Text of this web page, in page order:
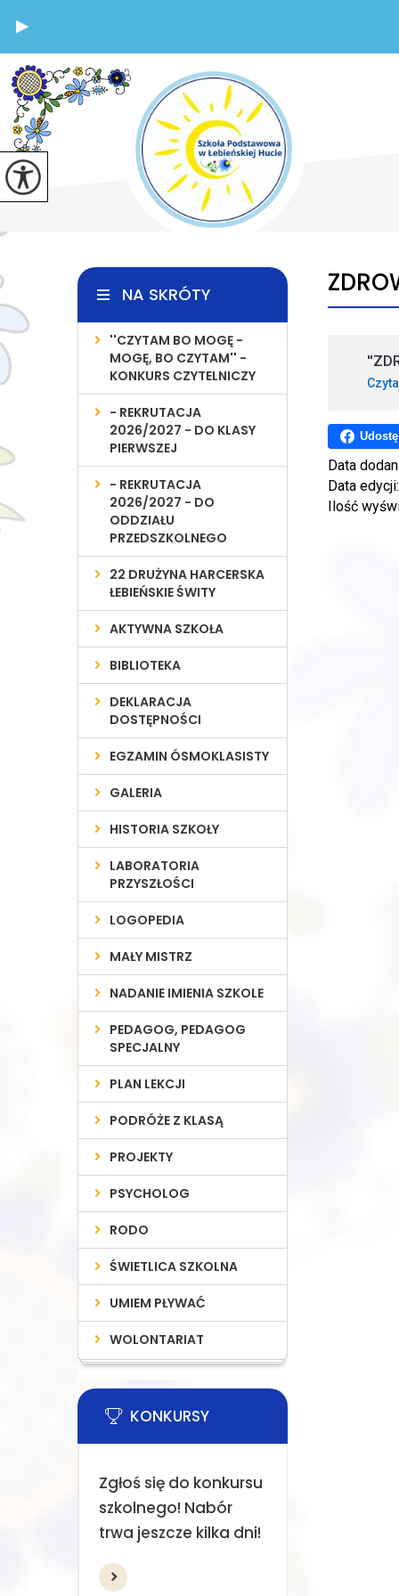
Data
Data
Ilość
NA SKRÓTY
''CZYTAM BO MOGĘ -
MOGĘ, BO CZYTAM'' -
KONKURS CZYTELNICZY
- REKRUTACJA
2026/2027 - DO KLASY
PIERWSZEJ
- REKRUTACJA
2026/2027 - DO
ODDZIAŁU
PRZEDSZKOLNEGO
22 DRUŻYNA HARCERSKA
ŁEBIEŃSKIE ŚWITY
AKTYWNA SZKOŁA
BIBLIOTEKA
DEKLARACJA
DOSTĘPNOŚCI
EGZAMIN ÓSMOKLASISTY
GALERIA
HISTORIA SZKOŁY
LABORATORIA
PRZYSZŁOŚCI
LOGOPEDIA
MAŁY MISTRZ
NADANIE IMIENIA SZKOLE
PEDAGOG, PEDAGOG
SPECJALNY
PLAN LEKCJI
PODRÓŻE Z KLASĄ
PROJEKTY
PSYCHOLOG
RODO
ŚWIETLICA SZKOLNA
UMIEM PŁYWAĆ
WOLONTARIAT
KONKURSY
Zgłoś się do konkursu
szkolnego! Nabór
trwa jeszcze kilka dni!